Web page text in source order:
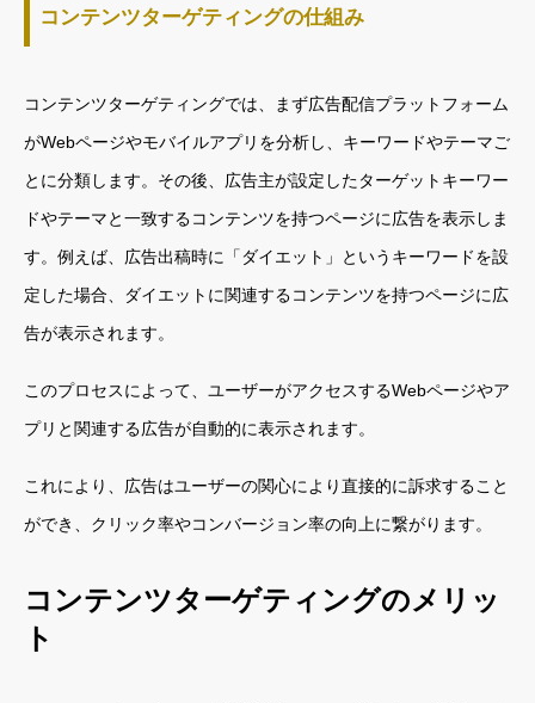
コンテンツターゲティングの仕組み
コンテンツターゲティングでは、まず広告配信プラットフォーム
がWebページやモバイルアプリを分析し、キーワードやテーマご
とに分類します。その後、広告主が設定したターゲットキーワー
ドやテーマと一致するコンテンツを持つページに広告を表示しま
す。例えば、広告出稿時に「ダイエット」というキーワードを設
定した場合、ダイエットに関連するコンテンツを持つページに広
告が表示されます。
このプロセスによって、ユーザーがアクセスするWebページやア
プリと関連する広告が自動的に表示されます。
これにより、広告はユーザーの関心により直接的に訴求すること
ができ、クリック率やコンバージョン率の向上に繋がります。
コンテンツターゲティングのメリッ
ト